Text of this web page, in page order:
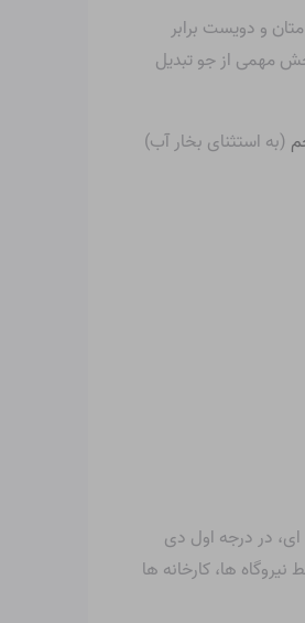
و دویست برابر
مهمی از جو تبدیل
(به استثنای بخار آب)
ای، در درجه اول دی
ها، کارخانه ها